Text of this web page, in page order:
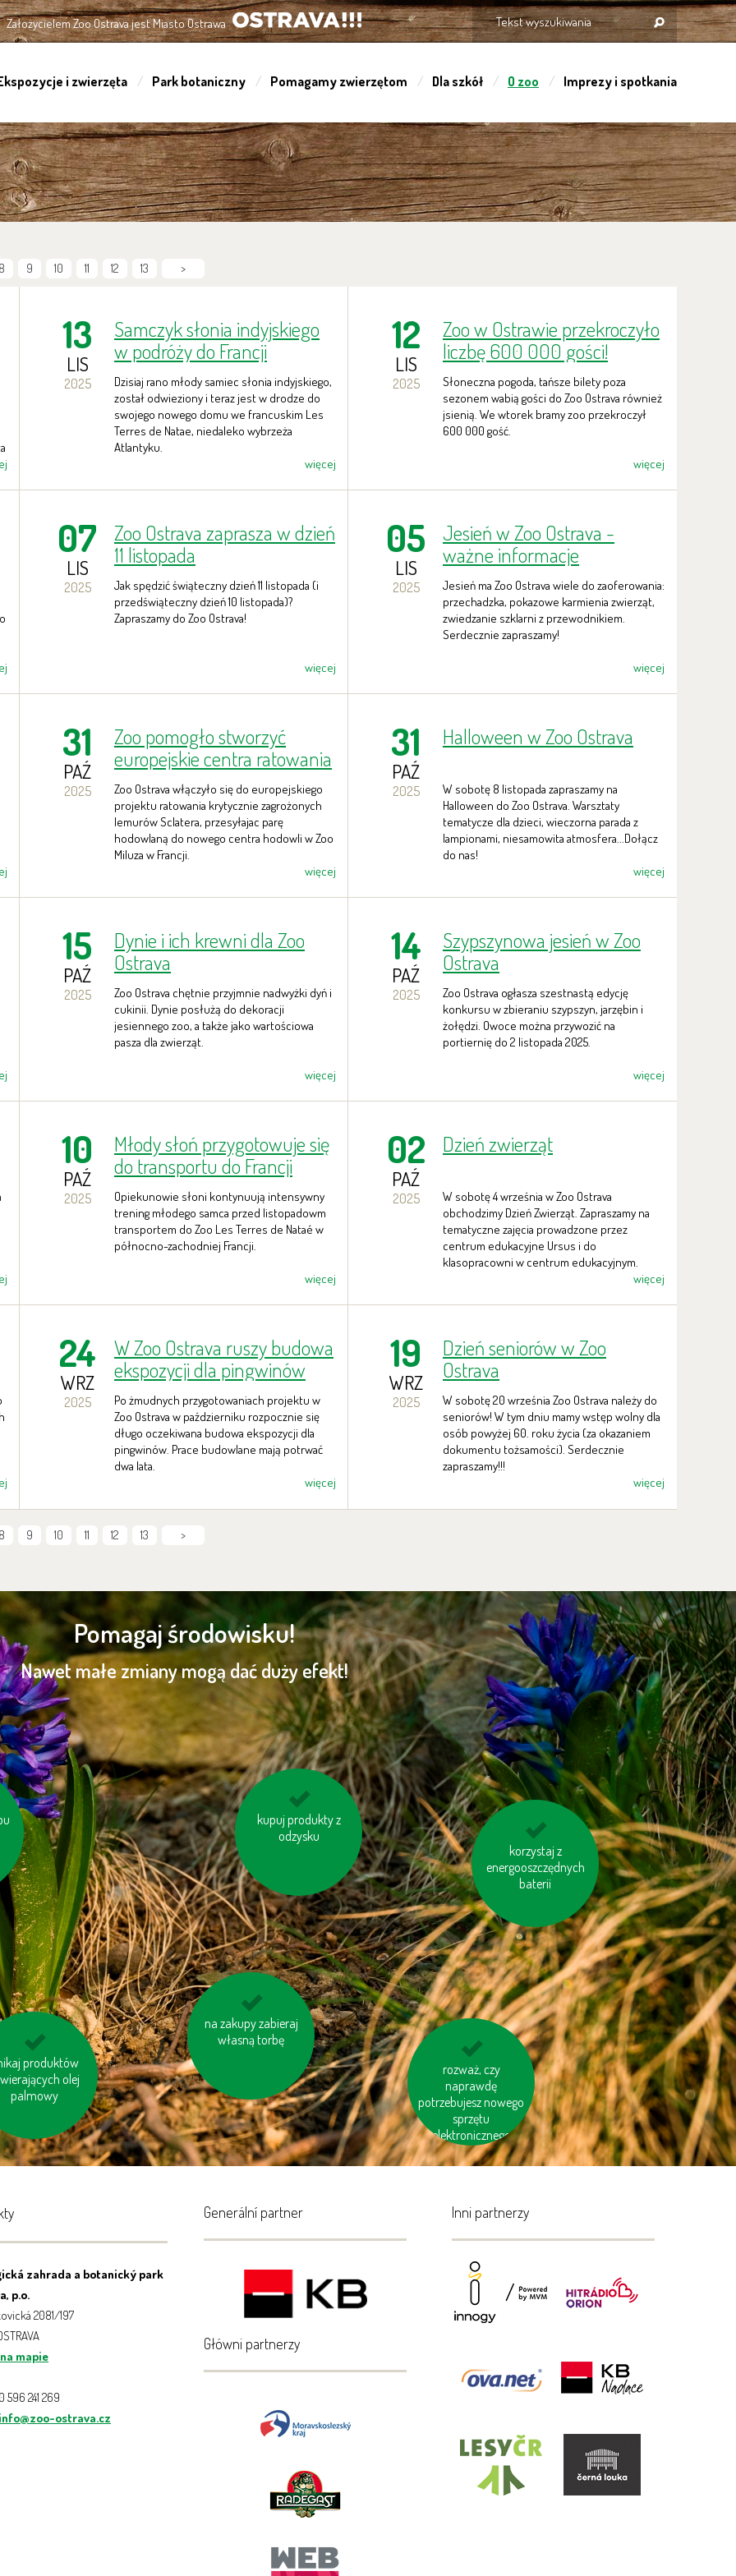
Założycielem Zoo Ostrava jest Miasto Ostrawa
OSTRAVA!!!
i zwierzęta Park botaniczny Pomagamy zwierzętom Dla szkół O zoo Imprezy i spotkania
8 9 10 11 12 13 >
13
LIS
2025
Samczyk słonia indyjskiego
w podróży do Francji
Dzisiaj rano młody samiec słonia indyjskiego,
został odwieziony i teraz jest w drodze do
swojego nowego domu we francuskim Les
Terres de Natae, niedaleko wybrzeża
Atlantyku.
więcej
12
LIS
2025
Zoo w Ostrawie przekroczyło
liczbę 600 000 gości!
Jubileuszowy gość pojawił
się w ten wtorek.
Słoneczna pogoda, tańsze bilety poza
sezonem wabią gości do Zoo Ostrava również
jsienią. We wtorek bramy zoo przekroczył
600 000 gość.
więcej
07
LIS
2025
Zoo Ostrava zaprasza w dzień
11 listopada
Jak spędzić świąteczny dzień 11 listopada (i
przedświąteczny dzień 10 listopada)?
Zapraszamy do Zoo Ostrava!
więcej
05
LIS
2025
Jesień w Zoo Ostrava -
ważne informacje
Jesień ma Zoo Ostrava wiele do zaoferowania:
przechadzka, pokazowe karmienia zwierząt,
zwiedzanie szklarni z przewodnikiem.
Serdecznie zapraszamy!
więcej
31
PAŹ
2025
Zoo pomogło stworzyć
europejskie centra ratowania
rzadkich lemurów
niebieskookich
Zoo Ostrava włączyło się do europejskiego
projektu ratowania krytycznie zagrożonych
lemurów Sclatera, przesyłajac parę
hodowlaną do nowego centra hodowli w Zoo
Miluza w Francji.
więcej
31
PAŹ
2025
Halloween w Zoo Ostrava
W sobotę 8 listopada zapraszamy na
Halloween do Zoo Ostrava. Warsztaty
tematycze dla dzieci, wieczorna parada z
lampionami, niesamowita atmosfera...Dołącz
do nas!
więcej
15
PAŹ
2025
Dynie i ich krewni dla Zoo
Ostrava
Zoo Ostrava chętnie przyjmnie nadwyżki dyń i
cukinii. Dynie posłużą do dekoracji
jesiennego zoo, a także jako wartościowa
pasza dla zwierząt.
więcej
14
PAŹ
2025
Szypszynowa jesień w Zoo
Ostrava
Zoo Ostrava ogłasza szestnastą edycję
konkursu w zbieraniu szypszyn, jarzębin i
żołędzi. Owoce można przywozić na
portiernię do 2 listopada 2025.
więcej
10
PAŹ
2025
Młody słoń przygotowuje się
do transportu do Francji
Opiekunowie słoni kontynuują intensywny
trening młodego samca przed listopadowm
transportem do Zoo Les Terres de Nataé w
północno-zachodniej Francji.
więcej
02
PAŹ
2025
Dzień zwierząt
W sobotę 4 września w Zoo Ostrava
obchodzimy Dzień Zwierząt. Zapraszamy na
tematyczne zajęcia prowadzone przez
centrum edukacyjne Ursus i do
klasopracowni w centrum edukacyjnym.
więcej
24
WRZ
2025
W Zoo Ostrava ruszy budowa
ekspozycji dla pingwinów
Po żmudnych przygotowaniach projektu w
Zoo Ostrava w październiku rozpocznie się
długo oczekiwana budowa ekspozycji dla
pingwinów. Prace budowlane mają potrwać
dwa lata.
więcej
19
WRZ
2025
Dzień seniorów w Zoo
Ostrava
W sobotę 20 września Zoo Ostrava należy do
seniorów! W tym dniu mamy wstęp wolny dla
osób powyżej 60. roku życia (za okazaniem
dokumentu tożsamości). Serdecznie
zapraszamy!!!
więcej
8 9 10 11 12 13 >
Pomagaj środowisku!
Nawet małe zmiany mogą dać duży efekt!
kupuj produkty z
odzysku
wybieraj schody
zamiast windy
korzystaj z
energooszczędnych
baterii
korzystaj z baterii
ładowalnych
produktów
olej
palmowy
swój dom
prawidłowo
na zakupy zabieraj
własną torbę
niewielkie odległości
pokonuj pieszo
rozważ, czy
naprawdę
potrzebujesz nowego
sprzętu
elektronicznego
drukuj na papierze z
odzysku
zahrada a botanický park
p.o.
2081/197
mapie
596 241 269
info@zoo-ostrava.cz
Generální partner
Główni partnerzy
Inni partnerzy